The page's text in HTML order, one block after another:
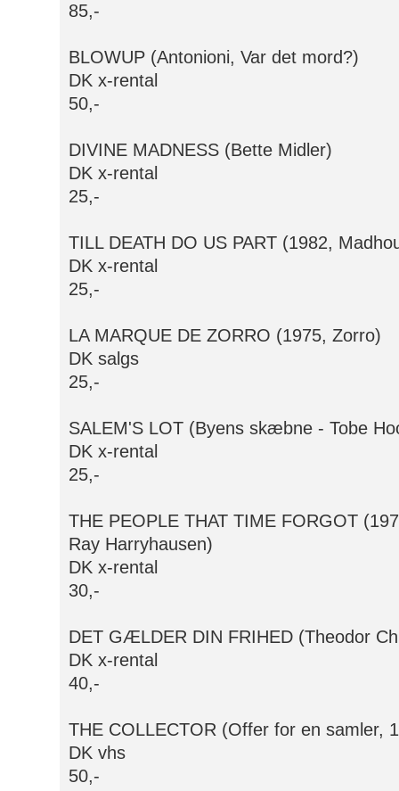
85,-
BLOWUP (Antonioni, Var det mord?)
DK x-rental
50,-
DIVINE MADNESS (Bette Midler)
DK x-rental
25,-
TILL DEATH DO US PART (1982,
DK x-rental
25,-
LA MARQUE DE ZORRO (1975, Zorro)
DK salgs
25,-
SALEM'S LOT (Byens skæbne - Tobe
DK x-rental
25,-
THE PEOPLE THAT TIME FORGOT
Ray Harryhausen)
DK x-rental
30,-
DET GÆLDER DIN FRIHED (Theodor
DK x-rental
40,-
THE COLLECTOR (Offer for en samler,
DK vhs
50,-